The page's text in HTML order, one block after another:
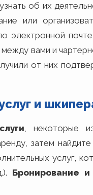
об их
или
электронной
вами и
от них
и
, некоторые
затем
услуг,
Бронирование и